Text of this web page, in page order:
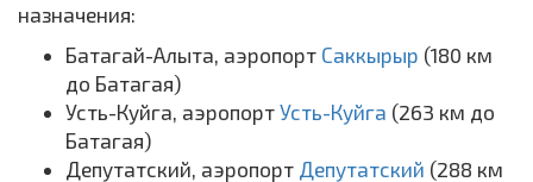
назначения:
Батагай-Алыта, аэропорт Саккырыр (180 км
до Батагая)
Усть-Куйга, аэропорт Усть-Куйга (263 км до
Батагая)
Депутатский, аэропорт Депутатский (288 км